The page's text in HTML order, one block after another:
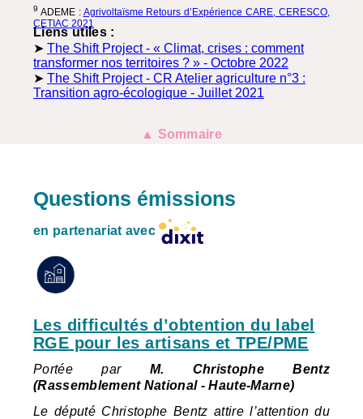
9 ADEME: Agrivoltaïsme Retours d’ExpérienceCARE,CERESCO,
CETIAC 2021
Liens utiles :
➤ The Shift Project - « Climat, crises : comment
transformer nos territoires ? » - Octobre 2022
➤ The Shift Project - CR Atelier agriculture n°3 :
Transition agro-écologique - Juillet 2021
▲ Sommaire
Questions émissions
en partenariat avec
Les difficultés d’obtention du label
RGE pour les artisans et TPE/PME
Portée par M. Christophe Bentz
(Rassemblement National - Haute-Marne)
Le député Christophe Bentz attire l’attention du